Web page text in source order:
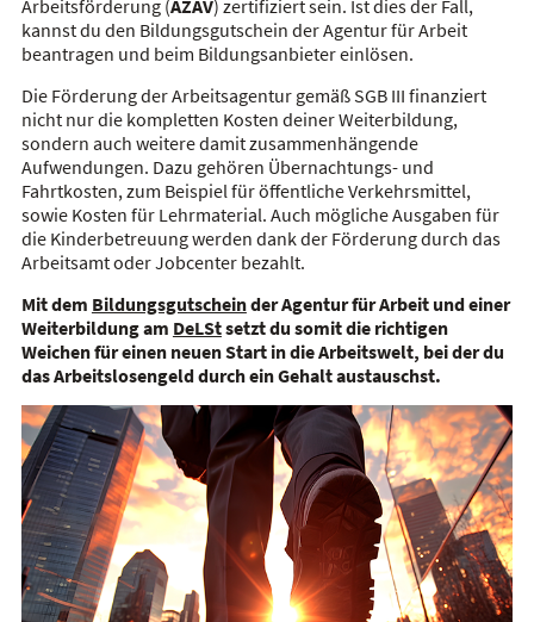
Arbeitsförderung (AZAV) zertifiziert sein. Ist dies der Fall,
kannst du den Bildungsgutschein der Agentur für Arbeit
beantragen und beim Bildungsanbieter einlösen.
Die Förderung der Arbeitsagentur gemäß SGB III finanziert
nicht nur die kompletten Kosten deiner Weiterbildung,
sondern auch weitere damit zusammenhängende
Aufwendungen. Dazu gehören Übernachtungs- und
Fahrtkosten, zum Beispiel für öffentliche Verkehrsmittel,
sowie Kosten für Lehrmaterial. Auch mögliche Ausgaben für
die Kinderbetreuung werden dank der Förderung durch das
Arbeitsamt oder Jobcenter bezahlt.
Mit dem Bildungsgutscheinder Agentur für Arbeit und einer
Weiterbildung am DeLStsetzt du somit die richtigen
Weichen für einen neuen Start in die Arbeitswelt, bei der du
das Arbeitslosengeld durch ein Gehalt austauschst.